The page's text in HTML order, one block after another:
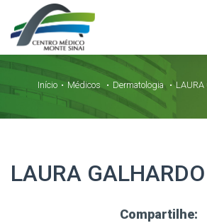
Início Médicos Dermatologia LAURA
LAURA
Compartilhe: